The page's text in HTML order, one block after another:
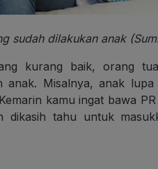
sudah dilakukan anak
kurang baik, orang
Misalnya, anak lupa
kamu ingat bawa
dikasih tahu untuk